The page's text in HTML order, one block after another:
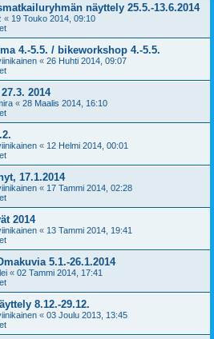
näyttely 25.5.-13.6.2014
« 19 Touko 2014, 09:10
4.-5.5. / bikeworkshop 4.-5.5.
« 26 Huhti 2014, 09:07
2014
« 28 Maalis 2014, 16:10
« 12 Helmi 2014, 00:01
17.1.2014
« 17 Tammi 2014, 02:28
2014
« 13 Tammi 2014, 19:41
5.1.-26.1.2014
« 02 Tammi 2014, 17:41
8.12.-29.12.
« 03 Joulu 2013, 13:45